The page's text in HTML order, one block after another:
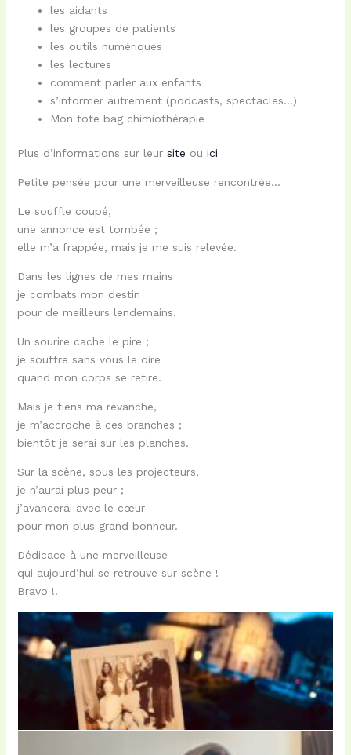
les aidants
les groupes de patients
les outils numériques
les lectures
comment parler aux enfants
s’informer autrement (podcasts, spectacles…)
Mon tote bag chimiothérapie
Plus d’informations sur leur site ou ici
Petite pensée pour une merveilleuse rencontrée…
Le souffle coupé,
une annonce est tombée ;
elle m’a frappée, mais je me suis relevée.
Dans les lignes de mes mains
je combats mon destin
pour de meilleurs lendemains.
Un sourire cache le pire ;
je souffre sans vous le dire
quand mon corps se retire.
Mais je tiens ma revanche,
je m’accroche à ces branches ;
bientôt je serai sur les planches.
Sur la scène, sous les projecteurs,
je n’aurai plus peur ;
j’avancerai avec le cœur
pour mon plus grand bonheur.
Dédicace à une merveilleuse
qui aujourd’hui se retrouve sur scène !
Bravo !!